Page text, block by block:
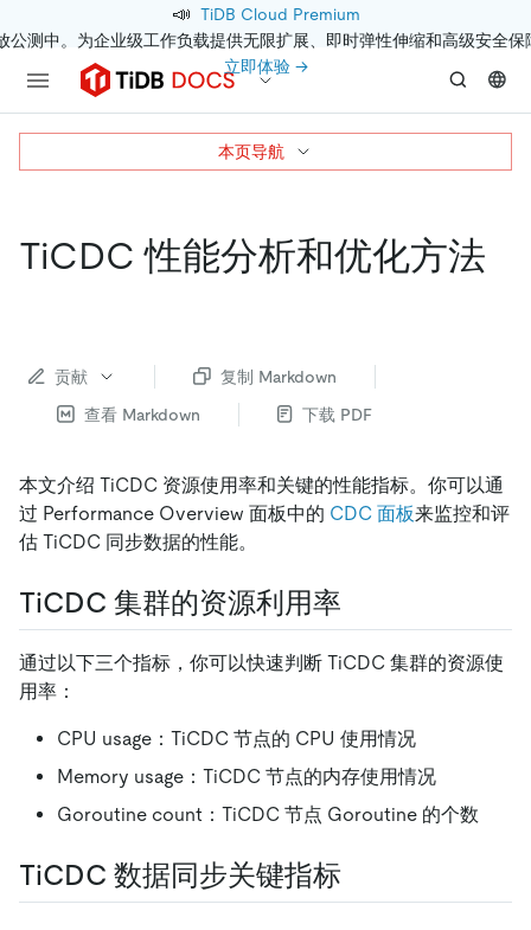
📣 TiDB Cloud Premium
公测中。为企业级工作负载提供无限扩展、即时弹性伸缩和高级安全保
立即体验 →
TiCDC 性能分析和优化方法
贡献
复制 Markdown
查看 Markdown
下载 PDF
本文介绍 TiCDC 资源使用率和关键的性能指标。你可以通
过 Performance Overview 面板中的 CDC 面板来监控和评
估 TiCDC 同步数据的性能。
TiCDC 集群的资源利用率
通过以下三个指标，你可以快速判断 TiCDC 集群的资源使
用率：
CPU usage：TiCDC 节点的 CPU 使用情况
Memory usage：TiCDC 节点的内存使用情况
Goroutine count：TiCDC 节点 Goroutine 的个数
TiCDC 数据同步关键指标
本页导航